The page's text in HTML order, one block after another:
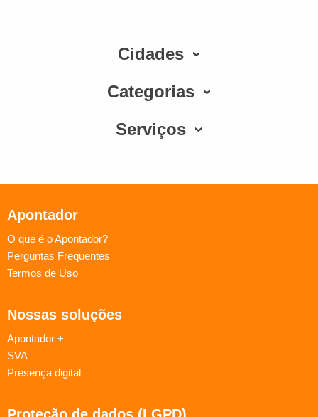
Cidades
Categorias
Serviços
Apontador
O que é o Apontador?
Perguntas Frequentes
Termos de Uso
Nossas soluções
Apontador +
SVA
Presença digital
Proteção de dados (LGPD)